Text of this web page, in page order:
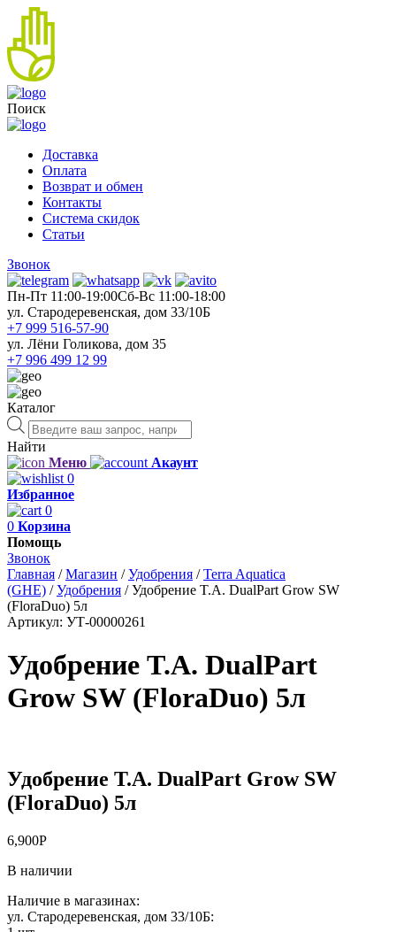
Поиск
Доставка
Оплата
Возврат и обмен
Контакты
Система скидок
Статьи
Звонок
Пн-Пт 11:00-19:00Cб-Вс 11:00-18:00
ул. Стародеревенская, дом 33/10Б
+7 999 516-57-90
ул. Лёни Голикова, дом 35
+7 996 499 12 99
Каталог
Поиск
товаров
Найти
Меню
Акаунт
0
Избранное
0
0 Корзина
Помощь
Звонок
Главная /Магазин /Удобрения /Terra Aquatica
(GHE) /Удобрения /Удобрение T.A. DualPart Grow SW
(FloraDuo) 5л
Артикул: УТ-00000261
Удобрение T.A. DualPart
Grow SW (FloraDuo) 5л
Удобрение T.A. DualPart Grow SW
(FloraDuo) 5л
6,900Р
В наличии
Наличие в магазинах:
ул. Стародеревенская, дом 33/10Б: